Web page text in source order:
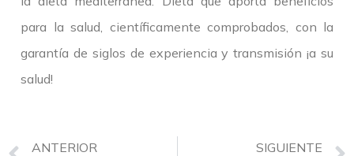
para la salud, científicamente comprobados, con la
garantía de siglos de experiencia y transmisión ¡a su
salud!
ANTERIOR SIGUIENTE